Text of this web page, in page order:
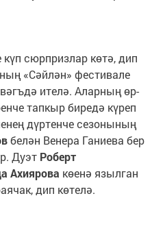
сюрпризлар көтә, дип
«Сәйлән» фестивале
ителә. Аларның өр-
тапкыр биредә күреп
дүртенче сезонының
белән Венера Ганиева бер
Дуэт Роберт
Ахиярова көенә язылган
дип көтелә.